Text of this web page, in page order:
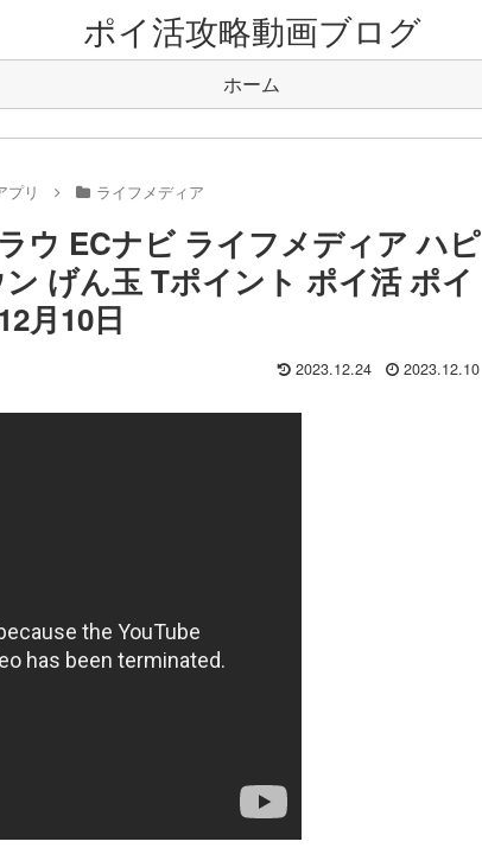
ポイ活攻略動画ブログ
ホーム
プリ ライフメディア
ECナビ ライフメディア ハピ
げん玉 Tポイント ポイ活 ポイ
月10日
2023.12.24 2023.12.10